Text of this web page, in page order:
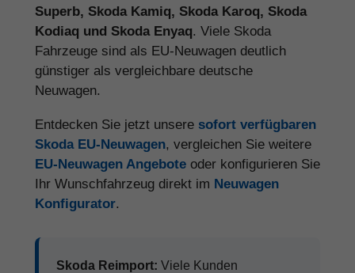
Superb, Skoda Kamiq, Skoda Karoq, Skoda
Kodiaq und Skoda Enyaq. Viele Skoda
Fahrzeuge sind als EU-Neuwagen deutlich
günstiger als vergleichbare deutsche
Neuwagen.
Entdecken Sie jetzt unsere sofort verfügbaren
Skoda EU-Neuwagen, vergleichen Sie weitere
EU-Neuwagen Angebote oder konfigurieren Sie
Ihr Wunschfahrzeug direkt im Neuwagen
Konfigurator.
Skoda Reimport: Viele Kunden